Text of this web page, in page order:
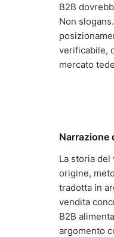
B2B
Non
verificabile,
mercato
Narrazione
La storia
origine,
tradotta in
vendita
B2B
argomento